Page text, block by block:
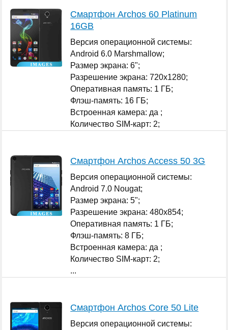
Смартфон Archos 60 Platinum
16GB
Версия операционной системы:
Android 6.0 Marshmallow;
Размер экрана: 6";
Разрешение экрана: 720x1280;
Оперативная память: 1 ГБ;
Флэш-память: 16 ГБ;
Встроенная камера: да ;
Количество SIM-карт: 2;
Смартфон Archos Access 50 3G
Версия операционной системы:
Android 7.0 Nougat;
Размер экрана: 5";
Разрешение экрана: 480x854;
Оперативная память: 1 ГБ;
Флэш-память: 8 ГБ;
Встроенная камера: да ;
Количество SIM-карт: 2;
...
Смартфон Archos Core 50 Lite
Версия операционной системы: